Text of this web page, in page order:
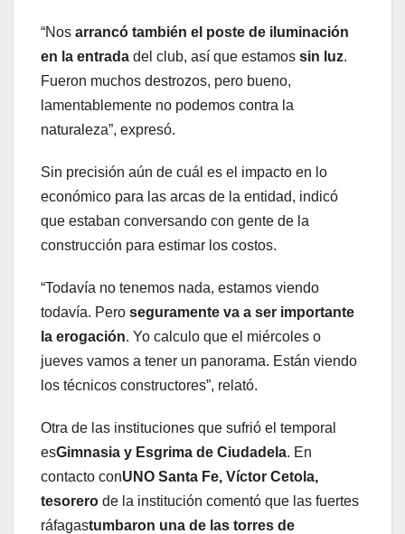
“Nos arrancó también el poste de iluminación
en la entrada del club, así que estamos sin luz.
Fueron muchos destrozos, pero bueno,
lamentablemente no podemos contra la
naturaleza”, expresó.
Sin precisión aún de cuál es el impacto en lo
económico para las arcas de la entidad, indicó
que estaban conversando con gente de la
construcción para estimar los costos.
“Todavía no tenemos nada, estamos viendo
todavía. Pero seguramente va a ser importante
la erogación. Yo calculo que el miércoles o
jueves vamos a tener un panorama. Están viendo
los técnicos constructores”, relató.
Otra de las instituciones que sufrió el temporal
esGimnasia y Esgrima de Ciudadela. En
contacto conUNO Santa Fe, Víctor Cetola,
tesorero de la institución comentó que las fuertes
ráfagastumbaron una de las torres de